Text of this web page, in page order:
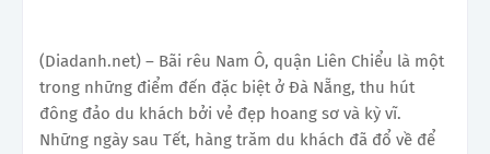
(Diadanh.net) – Bãi rêu Nam Ô, quận Liên Chiểu là một
trong những điểm đến đặc biệt ở Đà Nẵng, thu hút
đông đảo du khách bởi vẻ đẹp hoang sơ và kỳ vĩ.
Những ngày sau Tết, hàng trăm du khách đã đổ về để